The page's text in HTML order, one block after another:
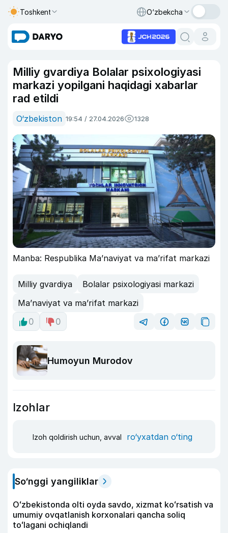
Toshkent O‘zbekcha
Milliy gvardiya Bolalar psixologiyasi
markazi yopilgani haqidagi xabarlar
rad etildi
O‘zbekiston 19:54 / 27.04.2026 1328
Manba: Respublika Ma’naviyat va ma’rifat markazi
Milliy gvardiya
Bolalar psixologiyasi markazi
Ma’naviyat va ma’rifat markazi
0
0
Humoyun Murodov
Izohlar
Izoh qoldirish uchun, avval ro‘yxatdan o‘ting
So‘nggi yangiliklar
Oʻzbekistonda olti oyda savdo, xizmat koʻrsatish va
umumiy ovqatlanish korxonalari qancha soliq
toʻlagani ochiqlandi